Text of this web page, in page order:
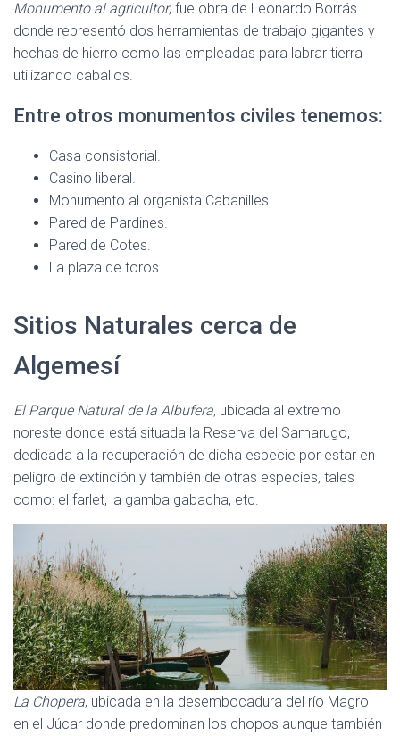
Monumento al agricultor, fue obra de Leonardo Borrás
donde representó dos herramientas de trabajo gigantes y
hechas de hierro como las empleadas para labrar tierra
utilizando caballos.
Entre otros monumentos civiles tenemos:
Casa consistorial.
Casino liberal.
Monumento al organista Cabanilles.
Pared de Pardines.
Pared de Cotes.
La plaza de toros.
Sitios Naturales cerca de
Algemesí
El Parque Natural de la Albufera, ubicada al extremo
noreste donde está situada la Reserva del Samarugo,
dedicada a la recuperación de dicha especie por estar en
peligro de extinción y también de otras especies, tales
como: el farlet, la gamba gabacha, etc.
La Chopera, ubicada en la desembocadura del río Magro
en el Júcar donde predominan los chopos aunque también